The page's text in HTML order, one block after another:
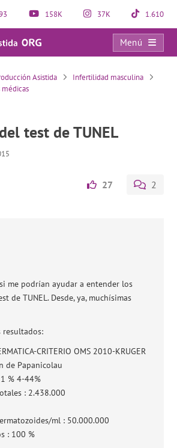
158K 37K 1.610
Menú
del test de TUNEL
Asistida
Infertilidad masculina
test de TUNEL
27 2
me podrían ayudar a entender los
de TUNEL. Desde, ya, muchísimas
resultados:
CRITERIO OMS 2010-KRUGER
de Papanicolau
% 4-44%
: 2.438.000
ml : 50.000.000
: 100 %